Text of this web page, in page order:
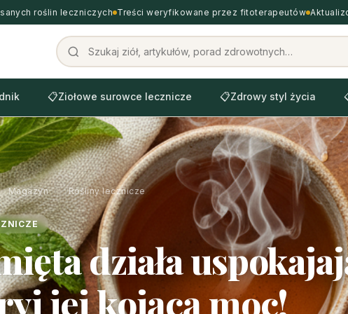
roślin leczniczych Treści weryfikowane przez fitoterapeutów
📋Ziołowe surowce lecznicze 📋Zdrowy styl życia
Magazyn › Rośliny lecznicze
działa
jej kojącą moc!